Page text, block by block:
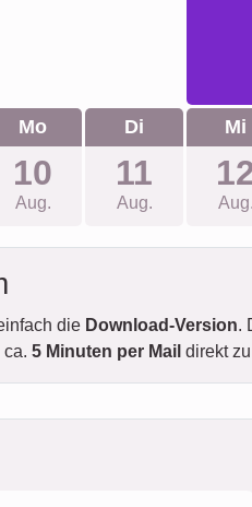
Mo
10
Aug.
Di
11
Aug.
Mi
Aug.
die Download-Version.
5 Minuten per Mail direkt